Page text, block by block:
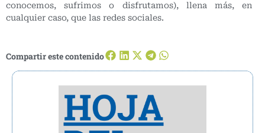
conocemos, sufrimos o disfrutamos), llena más, en
cualquier caso, que las redes sociales.
Compartir este contenido